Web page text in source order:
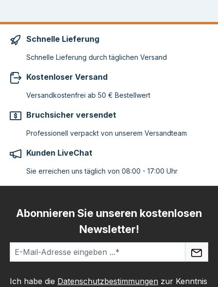
Schnelle Lieferung
Schnelle Lieferung durch täglichen Versand
Kostenloser Versand
Versandkostenfrei ab 50 € Bestellwert
Bruchsicher versendet
Professionell verpackt von unserem Versandteam
Kunden LiveChat
Sie erreichen uns täglich von 08:00 - 17:00 Uhr
Abonnieren Sie unseren kostenlosen
Newsletter!
Ich habe die Datenschutzbestimmungen zur Kenntnis